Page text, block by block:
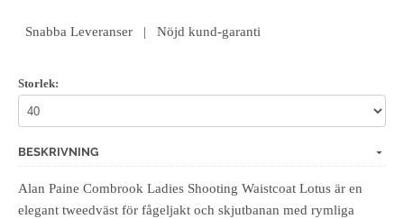
Snabba Leveranser | Nöjd kund-garanti
Storlek:
BESKRIVNING
Alan Paine Combrook Ladies Shooting Waistcoat Lotus är en
elegant tweedväst för fågeljakt och skjutbanan med rymliga